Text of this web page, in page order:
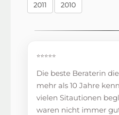
2011 2010
⭐⭐⭐⭐⭐
Die beste Beraterin
mehr als 10 Jahre
vielen Sitautionen
waren nicht immer